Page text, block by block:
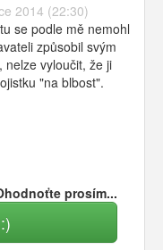
2014 (22:30)
se podle mě nemohl
způsobil svým
vyloučit, že ji
"na blbost".
prosím...